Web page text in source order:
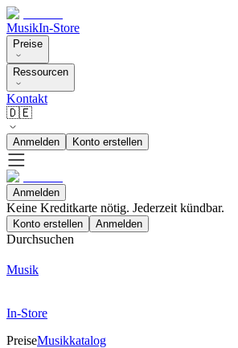
MusikIn-Store
Preise
Ressourcen
Kontakt
🇩🇪
Anmelden Konto erstellen
Anmelden
Keine Kreditkarte nötig. Jederzeit kündbar.
Konto erstellen Anmelden
Durchsuchen
Musik
In-Store
PreiseMusikkatalog